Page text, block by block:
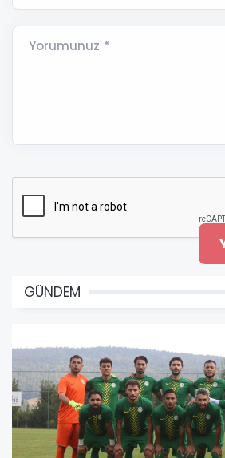
Yorumunuz *
GÜNDEM